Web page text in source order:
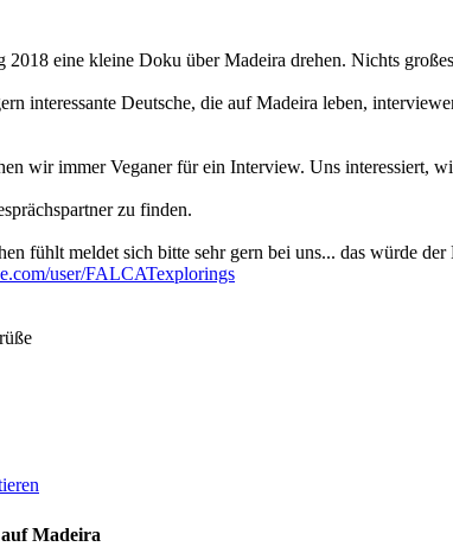
eine kleine Doku über Madeira drehen. Nichts
interessante Deutsche, die auf Madeira leben,
wir immer Veganer für ein Interview. Uns interessiert,
zu finden.
fühlt meldet sich bitte sehr gern bei uns... das würde
user/FALCATexplorings
Madeira